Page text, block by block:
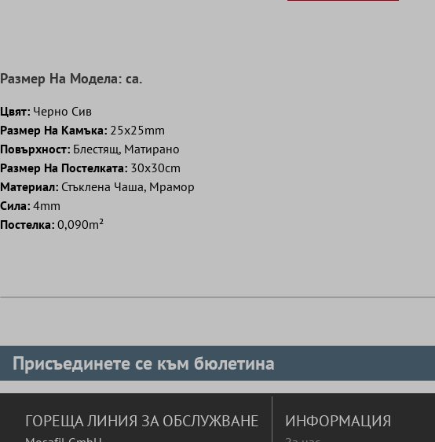
Pазмер Hа Mодела: ca.
Цвят: Черно Сив
Pазмер Hа Kамъка: 25x25mm
Повърхност: Блестящ, Матирано
Pазмер Hа Постелката: 30x30cm
Mатериал: Стъклена Чаша, Мрамор
Сила: 4mm
Постелка: 0,090m²
Присъединете се към бюлетина
ГОРЕЩА ЛИНИЯ ЗА ОБСЛУЖВАНЕ ИНФОРМАЦИЯ